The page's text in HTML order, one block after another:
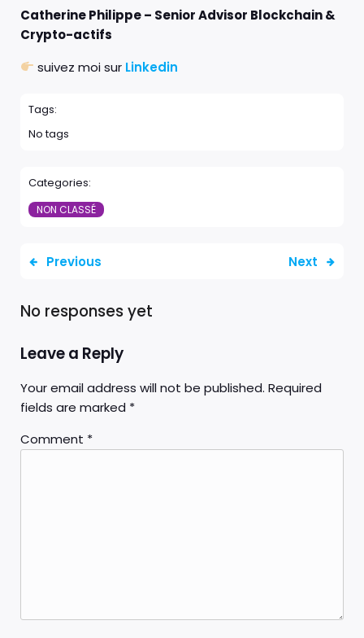
Catherine Philippe – Senior Advisor Blockchain &
Crypto-actifs
suivez moi sur Linkedin
Tags:
No tags
Categories:
NON CLASSÉ
Previous Next
No responses yet
Leave a Reply
Your email address will not be published. Required
fields are marked *
Comment *